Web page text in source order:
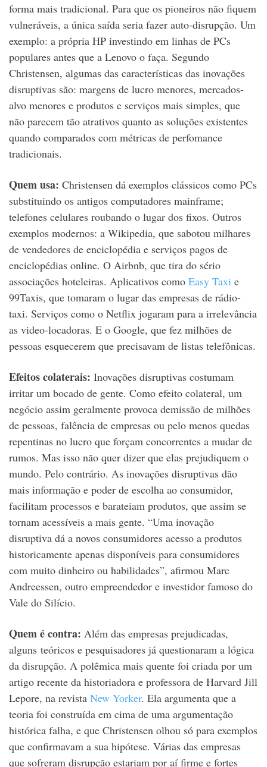
forma mais tradicional. Para que os pioneiros não fiquem
vulneráveis, a única saída seria fazer auto-disrupção. Um
exemplo: a própria HP investindo em linhas de PCs
populares antes que a Lenovo o faça. Segundo
Christensen, algumas das características das inovações
disruptivas são: margens de lucro menores, mercados-
alvo menores e produtos e serviços mais simples, que
não parecem tão atrativos quanto as soluções existentes
quando comparados com métricas de perfomance
tradicionais.
Quem usa: Christensen dá exemplos clássicos como PCs
substituindo os antigos computadores mainframe;
telefones celulares roubando o lugar dos fixos. Outros
exemplos modernos: a Wikipedia, que sabotou milhares
de vendedores de enciclopédia e serviços pagos de
enciclopédias online. O Airbnb, que tira do sério
associações hoteleiras. Aplicativos como Easy Taxi e
99Taxis, que tomaram o lugar das empresas de rádio-
taxi. Serviços como o Netflix jogaram para a irrelevância
as video-locadoras. E o Google, que fez milhões de
pessoas esquecerem que precisavam de listas telefônicas.
Efeitos colaterais: Inovações disruptivas costumam
irritar um bocado de gente. Como efeito colateral, um
negócio assim geralmente provoca demissão de milhões
de pessoas, falência de empresas ou pelo menos quedas
repentinas no lucro que forçam concorrentes a mudar de
rumos. Mas isso não quer dizer que elas prejudiquem o
mundo. Pelo contrário. As inovações disruptivas dão
mais informação e poder de escolha ao consumidor,
facilitam processos e barateiam produtos, que assim se
tornam acessíveis a mais gente. “Uma inovação
disruptiva dá a novos consumidores acesso a produtos
historicamente apenas disponíveis para consumidores
com muito dinheiro ou habilidades”, afirmou Marc
Andreessen, outro empreendedor e investidor famoso do
Vale do Silício.
Quem é contra: Além das empresas prejudicadas,
alguns teóricos e pesquisadores já questionaram a lógica
da disrupção. A polêmica mais quente foi criada por um
artigo recente da historiadora e professora de Harvard Jill
Lepore, na revista New Yorker. Ela argumenta que a
teoria foi construída em cima de uma argumentação
histórica falha, e que Christensen olhou só para exemplos
que confirmavam a sua hipótese. Várias das empresas
que sofreram disrupção estariam por aí firme e fortes